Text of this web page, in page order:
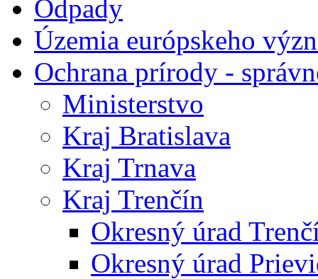
Odpady
Územia európskeho
Ochrana prírody -
Ministerstvo
Kraj Bratislava
Kraj Trnava
Kraj Trenčín
Okresný úrad
Okresný úrad